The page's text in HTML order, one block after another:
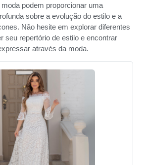
podem proporcionar uma
sobre a evolução do estilo e a
Não hesite em explorar diferentes
seu repertório de estilo e encontrar
através da moda.